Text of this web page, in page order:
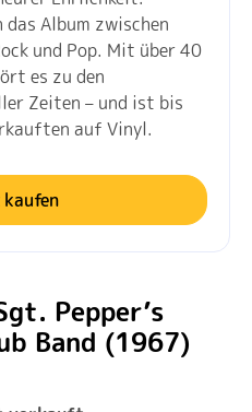
Album zwischen
und Pop. Mit über 40
es zu den
Zeiten – und ist bis
auf Vinyl.
Pepper’s
Band (1967)